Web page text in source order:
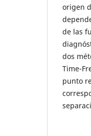
origen
de las
dos
Time-
punto